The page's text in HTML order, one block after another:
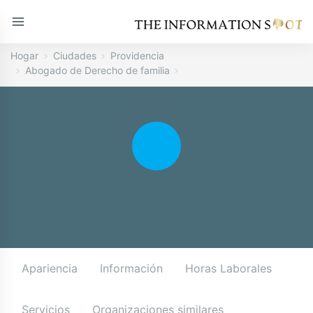
Hogar Ciudades
Providencia
Abogado de Derecho de familia
Apariencia Información Horas Laborales
Servicios Organizaciones similares